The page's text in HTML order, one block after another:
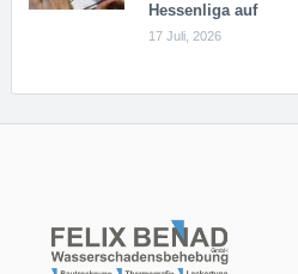
Hessenliga auf
17 Juli, 2026